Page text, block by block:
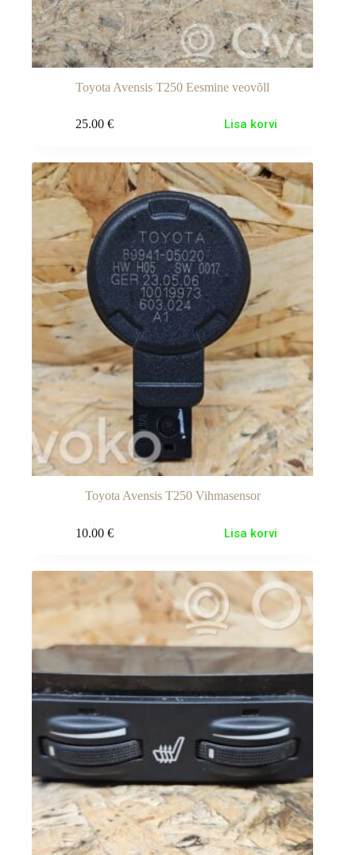
Toyota Avensis T250 Eesmine veovõll
25.00 € Lisa korvi
Toyota Avensis T250 Vihmasensor
10.00 € Lisa korvi